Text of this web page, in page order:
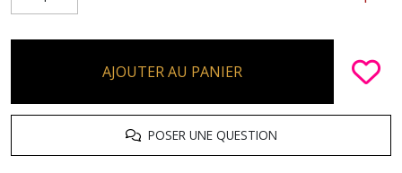
AJOUTER AU PANIER
POSER UNE QUESTION